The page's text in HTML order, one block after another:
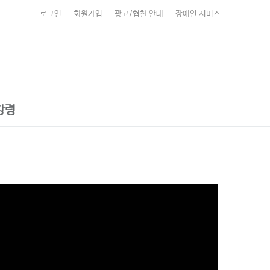
장애인 서비스
광고/협찬 안내
회원가입
로그인
령